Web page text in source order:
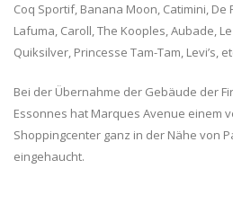
Coq Sportif, Banana Moon, Catimini, De
Lafuma, Caroll, The Kooples, Aubade,
Quiksilver, Princesse Tam-Tam, Levi’s,
Bei der Übernahme der Gebäude der
Essonnes hat Marques Avenue einem
Shoppingcenter ganz in der Nähe von
eingehaucht.